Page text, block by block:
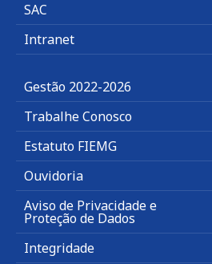
SAC
Intranet
Gestão 2022-2026
Trabalhe Conosco
Estatuto FIEMG
Ouvidoria
Aviso de Privacidade e
Proteção de Dados
Integridade